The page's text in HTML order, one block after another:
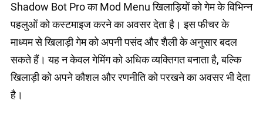
Shadow Bot Pro का Mod Menu खिलाड़ियों को गेम के विभिन्न
पहलुओं को कस्टमाइज करने का अवसर देता है। इस फीचर के
माध्यम से खिलाड़ी गेम को अपनी पसंद और शैली के अनुसार बदल
सकते हैं। यह न केवल गेमिंग को अधिक व्यक्तिगत बनाता है, बल्कि
खिलाड़ी को अपने कौशल और रणनीति को परखने का अवसर भी देता
है।